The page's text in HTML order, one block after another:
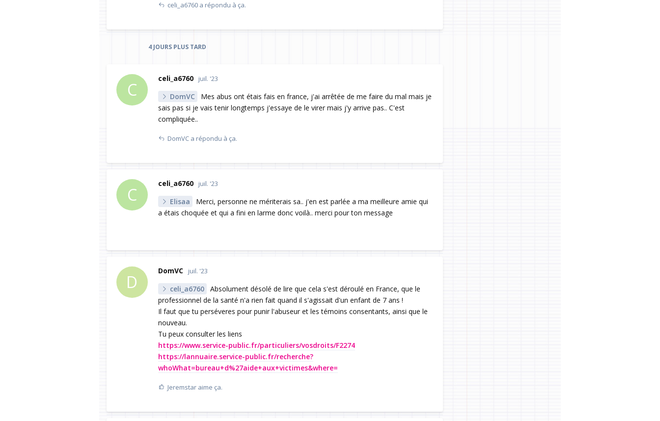
celi_a6760a répondu à ça.
4 JOURSPLUS TARD
C
celi_a6760 juil. '23
DomVC
Mes abus ont étais fais en france, j'ai arrêtée de me faire du mal mais je
sais pas si je vais tenir longtemps j'essaye de le virer mais j'y arrive pas.. C'est
compliquée..
DomVCa répondu à ça.
C
celi_a6760 juil. '23
Elisaa
Merci, personne ne mériterais sa.. j'en est parlée a ma meilleure amie qui
a étais choquée et qui a fini en larme donc voilà.. merci pour ton message
D
DomVC juil. '23
celi_a6760
Absolument désolé de lire que cela s'est déroulé en France, que le
professionnel de la santé n'a rien fait quand il s'agissait d'un enfant de 7 ans !
Il faut que tu perséveres pour punir l'abuseur et les témoins consentants, ainsi que le
nouveau.
Tu peux consulter les liens
https://www.service-public.fr/particuliers/vosdroits/F2274
https://lannuaire.service-public.fr/recherche?
whoWhat=bureau+d%27aide+aux+victimes&where=
Jeremstaraime ça.